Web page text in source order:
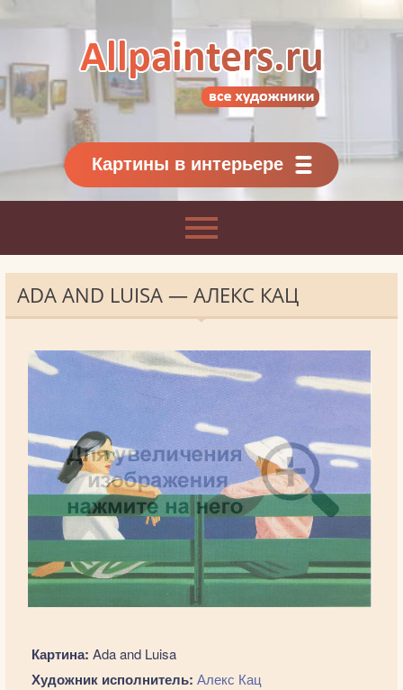
Картины классиков
и современников
Картины в интерьере
ADA AND LUISA — АЛЕКС КАЦ
Картина: Ada and Luisa
Художник исполнитель: Алекс Кац